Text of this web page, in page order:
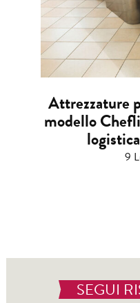
Attrezzature
modello
9
SEGUI